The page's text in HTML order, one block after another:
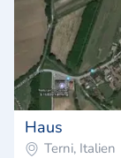
Haus
Terni, Italien